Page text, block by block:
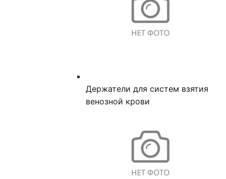
Держатели для систем взятия
венозной крови